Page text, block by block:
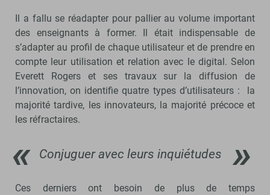
Il a fallu se réadapter pour pallier au volume important
des enseignants à former. Il était indispensable de
s’adapter au profil de chaque utilisateur et de prendre en
compte leur utilisation et relation avec le digital. Selon
Everett Rogers et ses travaux sur la diffusion de
l’innovation, on identifie quatre types d’utilisateurs : la
majorité tardive, les innovateurs, la majorité précoce et
les réfractaires.
Conjuguer avec leurs inquiétudes
Ces derniers ont besoin de plus de temps